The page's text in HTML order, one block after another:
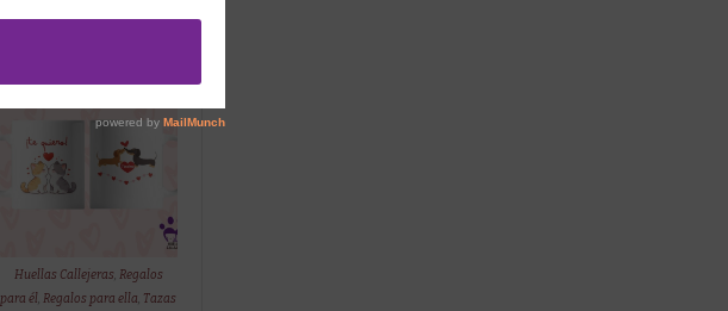
Huellas Callejeras, Regalos
para él,Regalos para ella, Tazas